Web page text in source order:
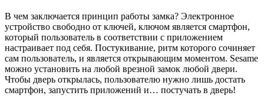
В чем заключается принцип работы замка? Электронное
устройство свободно от ключей, ключом является смартфон,
который пользователь в соответствии с приложением
настраивает под себя. Постукивание, ритм которого сочиняет
сам пользователь, и является открывающим моментом. Sesame
можно установить на любой врезной замок любой двери.
Чтобы дверь открылась, пользователю нужно лишь достать
смартфон, запустить приложений и… постучать в дверь!